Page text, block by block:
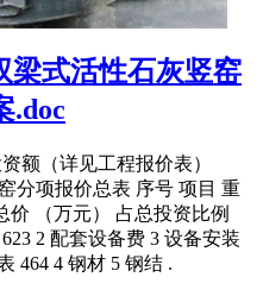
梁式活性石灰竖窑
.doc
额（详见工程报价表）
分项报价总表 序号 项目 重
价 （万元） 占总投资比例
2 配套设备费 3 设备安装
464 4 钢材 5 钢结 .